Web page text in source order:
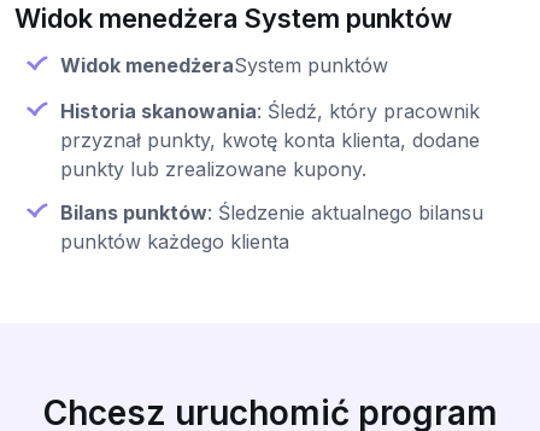
Widok menedżera System punktów
Widok menedżeraSystem punktów
Historia skanowania: Śledź, który pracownik
przyznał punkty, kwotę konta klienta, dodane
punkty lub zrealizowane kupony.
Bilans punktów: Śledzenie aktualnego bilansu
punktów każdego klienta
Chcesz uruchomić program